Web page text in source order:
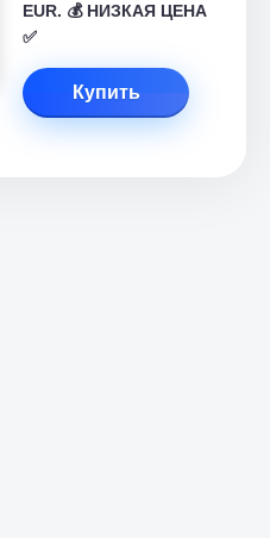
EUR. 💰 НИЗКАЯ ЦЕНА
✅
Купить